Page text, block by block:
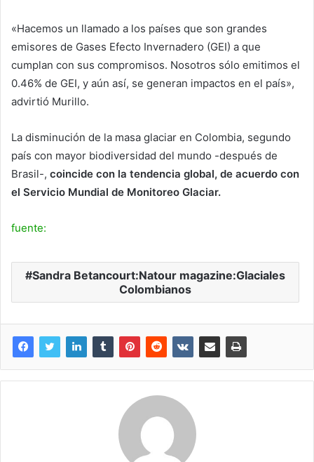
«Hacemos un llamado a los países que son grandes
emisores de Gases Efecto Invernadero (GEI) a que
cumplan con sus compromisos. Nosotros sólo emitimos el
0.46% de GEI, y aún así, se generan impactos en el país»,
advirtió Murillo.
La disminución de la masa glaciar en Colombia, segundo
país con mayor biodiversidad del mundo -después de
Brasil-, coincide con la tendencia global, de acuerdo con
el Servicio Mundial de Monitoreo Glaciar.
fuente:
Sandra Betancourt:Natour magazine:Glaciales
Colombianos